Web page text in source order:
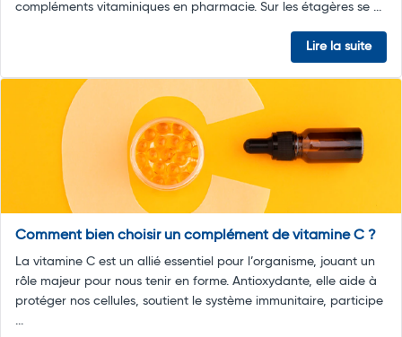
compléments vitaminiques en pharmacie. Sur les étagères se ...
Lire la suite
Comment bien choisir un complément de vitamine C ?
La vitamine C est un allié essentiel pour l’organisme, jouant un
rôle majeur pour nous tenir en forme. Antioxydante, elle aide à
protéger nos cellules, soutient le système immunitaire, participe
...